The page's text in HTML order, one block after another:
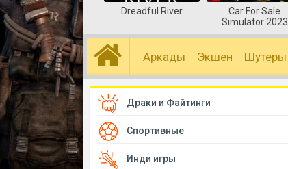
Dreadful River
Car For Sale
Simulator 2023
Аркады Экшен Шутеры
Драки и Файтинги
Спортивные
Инди игры